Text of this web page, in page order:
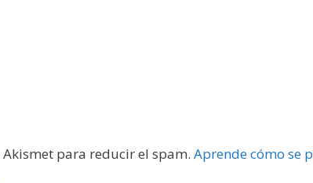
Akismet para reducir el spam. Aprende cómo se